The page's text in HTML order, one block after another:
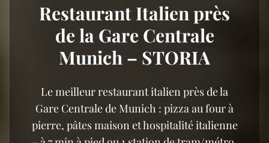
Restaurant Italien près
de la Gare Centrale
Munich – STORIA
Le meilleur restaurant italien près de la
Gare Centrale de Munich : pizza au four à
pierre, pâtes maison et hospitalité italienne